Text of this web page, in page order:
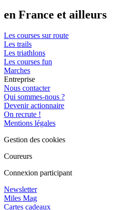
en France et ailleurs
Les courses sur route
Les trails
Les triathlons
Les courses fun
Marches
Entreprise
Nous contacter
Qui sommes-nous ?
Devenir actionnaire
On recrute !
Mentions légales
Gestion des cookies
Coureurs
Connexion participant
Newsletter
Miles Mag
Cartes cadeaux